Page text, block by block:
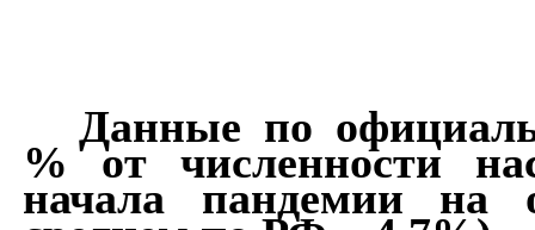
Данные по
% от численности
начала пандемии на